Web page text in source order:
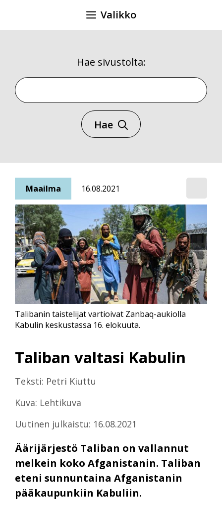
Valikko
Hae sivustolta:
Hae sivustolta
Hae
Maailma 16.08.2021
Taliban valtasi Kabulin
Teksti: Petri Kiuttu
Kuva: Lehtikuva
Uutinen julkaistu: 16.08.2021
Äärijärjestö Taliban on vallannut
melkein koko Afganistanin. Taliban
eteni sunnuntaina Afganistanin
pääkaupunkiin Kabuliin.
Talibanin taistelijat vartioivat Zanbaq-aukiolla
Kabulin keskustassa 16. elokuuta.